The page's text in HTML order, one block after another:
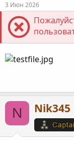
3 Июн 2026
N Nik345